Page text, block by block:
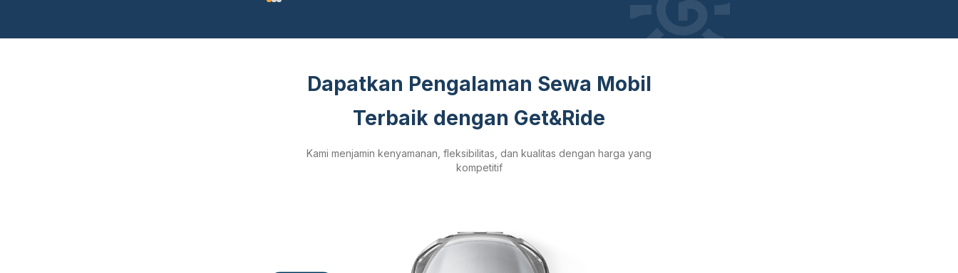
Dapatkan Pengalaman Sewa Mobil
Terbaik dengan Get&Ride
Kami menjamin kenyamanan, fleksibilitas, dan kualitas dengan harga yang
kompetitif